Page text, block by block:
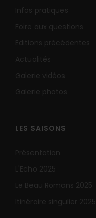
Infos pratiques
Foire aux questions
Editions précédentes
Actualités
Galerie vidéos
Galerie photos
LES SAISONS
Présentation
L'Echo 2025
Le Beau Romans 2025
Itinéraire singulier 2025